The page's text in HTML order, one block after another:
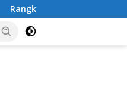
Materi Kelas 6 SD